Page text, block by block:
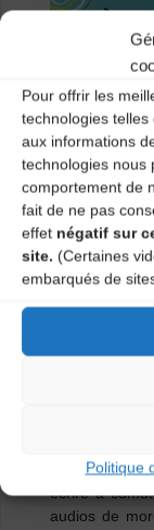
Pour offrir les
technologies
aux informations
technologies nous
comportement de
fait de ne pas
effet négatif sur
site. (Certaines
embarqués de
Politique
À partir de
Pour ceux
écrire à
audios de